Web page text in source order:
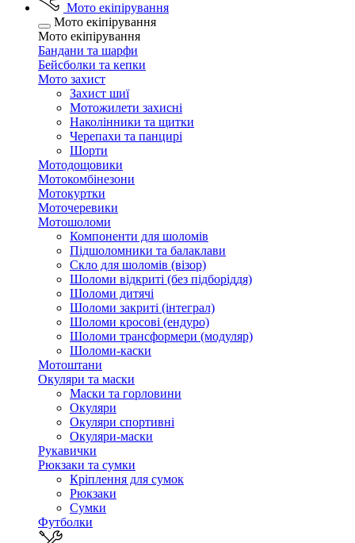
Мото екіпірування
Мото екіпірування
Мото екіпірування
Бандани та шарфи
Бейсболки та кепки
Мото захист
Захист шиї
Мотожилети захисні
Наколінники та щитки
Черепахи та панцирі
Шорти
Мотодощовики
Мотокомбінезони
Мотокуртки
Моточеревики
Мотошоломи
Компоненти для шоломів
Підшоломники та балаклави
Скло для шоломів (візор)
Шоломи відкриті (без підборіддя)
Шоломи дитячі
Шоломи закриті (інтеграл)
Шоломи кросові (ендуро)
Шоломи трансформери (модуляр)
Шоломи-каски
Мотоштани
Окуляри та маски
Маски та горловини
Окуляри
Окуляри спортивні
Окуляри-маски
Рукавички
Рюкзаки та сумки
Кріплення для сумок
Рюкзаки
Сумки
Футболки